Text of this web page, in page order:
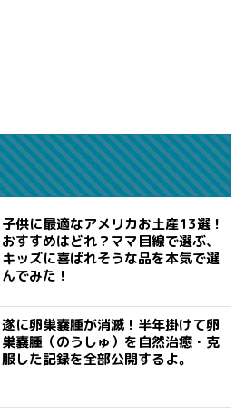
子供に最適なアメリカお土産13選！
おすすめはどれ？ママ目線で選ぶ、
キッズに喜ばれそうな品を本気で選
んでみた！
遂に卵巣嚢腫が消滅！半年掛けて卵
巣嚢腫（のうしゅ）を自然治癒・克
服した記録を全部公開するよ。